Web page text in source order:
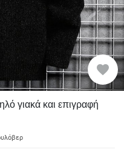
favorite
γιακά και επιγραφή